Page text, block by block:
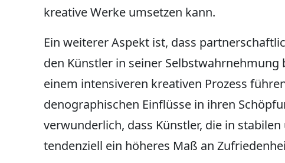
kreative Werke umsetzen kann.
Ein weiterer Aspekt ist, dass
den Künstler in seiner
einem intensiveren kreativen Prozess
denographischen Einflüsse in ihren
verwunderlich, dass Künstler, die in
tendenziell ein höheres Maß an